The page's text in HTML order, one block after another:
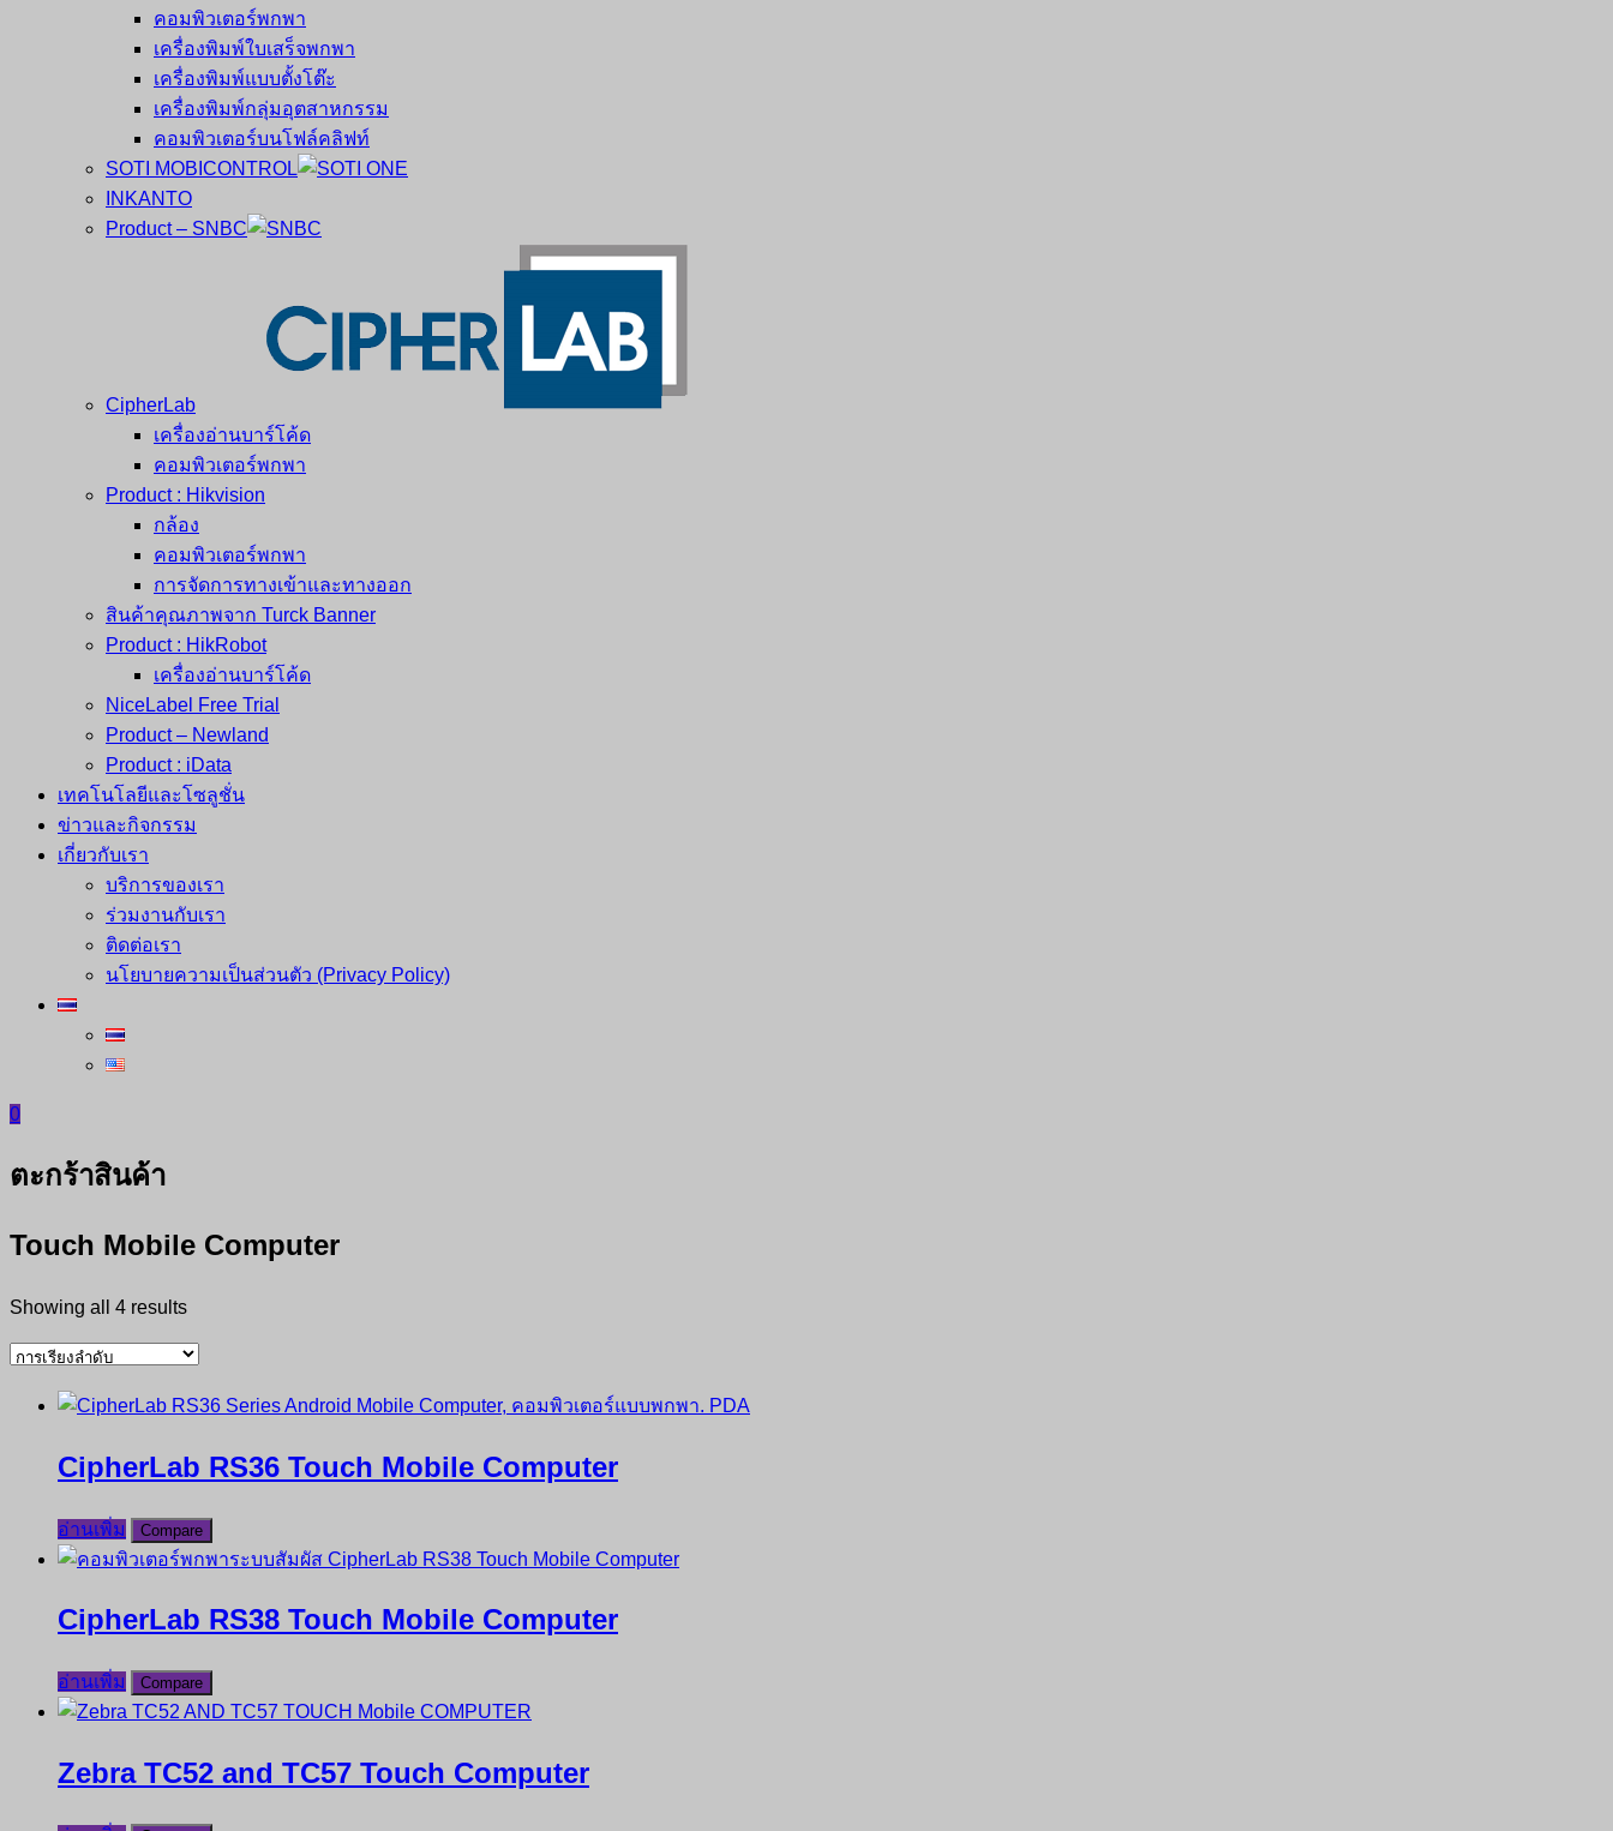
คอมพิวเตอร์พกพา
เครื่องพิมพ์ใบเสร็จพกพา
เครื่องพิมพ์แบบตั้งโต๊ะ
เครื่องพิมพ์กลุ่มอุตสาหกรรม
คอมพิวเตอร์บนโฟล์คลิฟท์
SOTI MOBICONTROL
INKANTO
Product – SNBC
CipherLab
เครื่องอ่านบาร์โค้ด
คอมพิวเตอร์พกพา
Product : Hikvision
กล้อง
คอมพิวเตอร์พกพา
การจัดการทางเข้าและทางออก
สินค้าคุณภาพจาก Turck Banner
Product : HikRobot
เครื่องอ่านบาร์โค้ด
NiceLabel Free Trial
Product – Newland
Product : iData
เทคโนโลยีและโซลูชั่น
ข่าวและกิจกรรม
เกี่ยวกับเรา
บริการของเรา
ร่วมงานกับเรา
ติดต่อเรา
นโยบายความเป็นส่วนตัว (Privacy Policy)
0
ตะกร้าสินค้า
Touch Mobile Computer
Showing all 4 results
CipherLab RS36 Touch Mobile Computer
อ่านเพิ่ม Compare
CipherLab RS38 Touch Mobile Computer
อ่านเพิ่ม Compare
Zebra TC52 and TC57 Touch Computer